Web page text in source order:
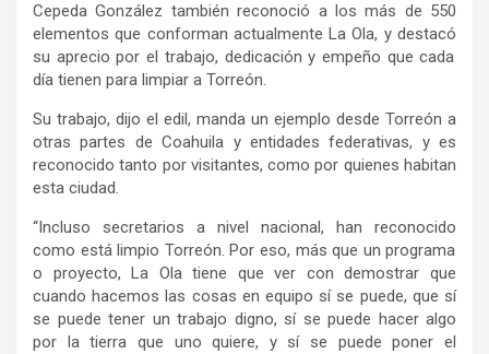
Cepeda González tambiénreconoció a los más de 550
elementos que conforman actualmente La Ola, y destacó
su aprecio porel trabajo, dedicación y empeño que cada
día tienen para limpiar a Torreón.
Su trabajo, dijo el edil , manda un ejemplo desde Torreón a
otras partes de Coahuila y entidades federativas, y es
reconocido tanto por visitantes, como por quienes habitan
esta ciudad.
“Incluso secretarios a nivel nacional, han reconocido
como está limpio Torreón. Por eso, más que un programa
o proyecto,
La O la tiene que ver con demostrar que
cuando hacemos las cosas en equipo sí se puede, que sí
se puede tener un trabajo digno, sí se puede hacer algo
por la tierra que uno quiere, y sí se puede poner el